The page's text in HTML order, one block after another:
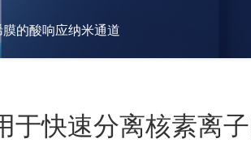
的酸响应纳米通道
于快速分离核素离